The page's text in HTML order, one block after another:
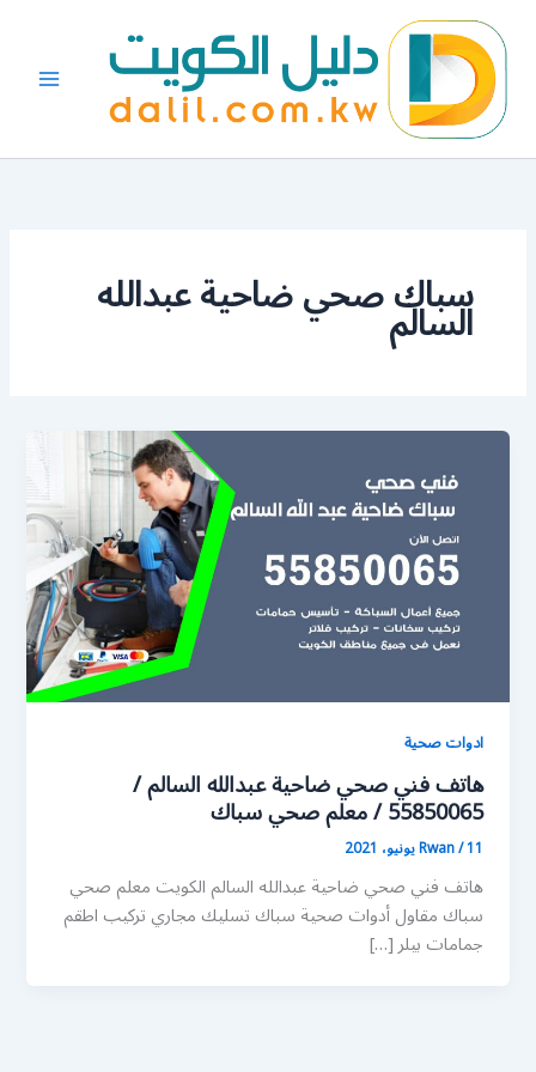
المحتوى
سباك صحي ضاحية عبدالله
السالم
ادوات صحية
هاتف فني صحي ضاحية عبدالله السالم /
55850065 / معلم صحي سباك
Rwan/11 يونيو، 2021
هاتف فني صحي ضاحية عبدالله السالم الكويت معلم صحي
سباك مقاول أدوات صحية سباك تسليك مجاري تركيب اطقم
جمامات بيلر […]